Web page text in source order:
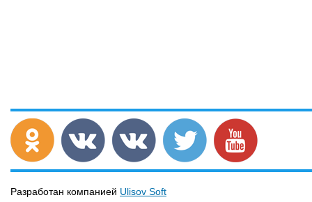
Разработан компанией Ulisov Soft